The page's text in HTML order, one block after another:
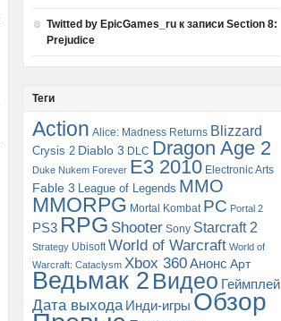
Twitted by EpicGames_ru к записи Section 8:
Prejudice
Теги
Action Alice: Madness Returns Blizzard
Crysis 2 Diablo 3 DLC Dragon Age 2
Duke Nukem Forever E3 2010 Electronic Arts
Fable 3 League of Legends MMO
MMORPG Mortal Kombat PC Portal 2
PS3 RPG Shooter Sony Starcraft 2
Strategy Ubisoft World of Warcraft World of
Warcraft: Cataclysm Xbox 360Анонс Арт
Ведьмак 2 Видео Геймплей
Дата выхода Инди-игры Обзор